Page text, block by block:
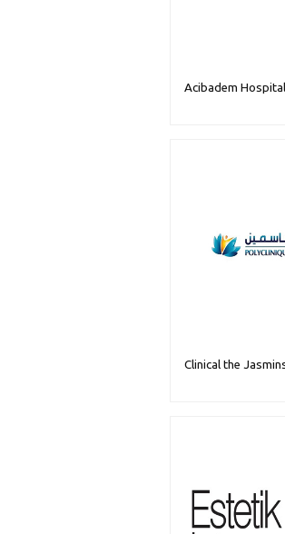
Acibadem
Clinical the